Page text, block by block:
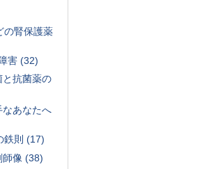
の腎保護薬
害 (32)
と抗菌薬の
なあなたへ
鉄則 (17)
師像 (38)